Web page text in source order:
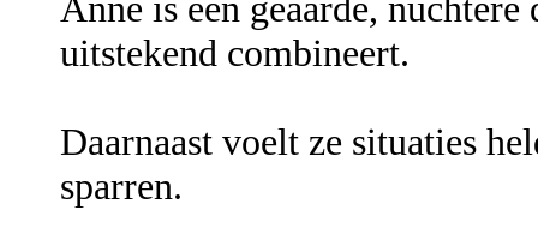
Anne is een geaarde,
uitstekend combineert.
Daarnaast voelt ze situaties
sparren.